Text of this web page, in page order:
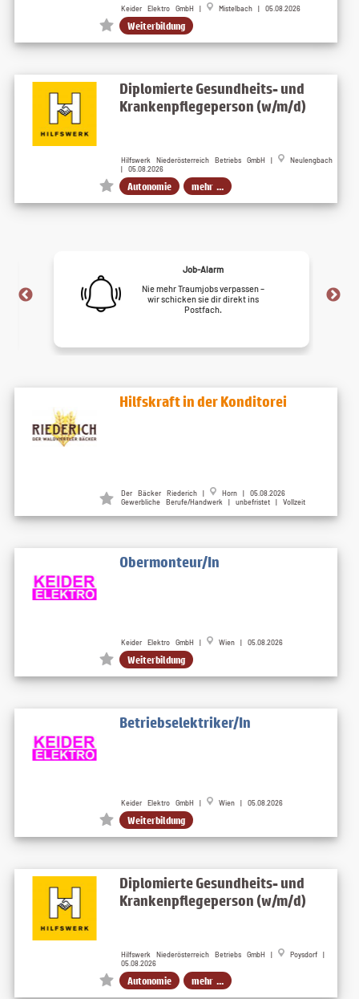
Keider Elektro GmbH | Mistelbach | 05.08.2026
Weiterbildung
Diplomierte Gesundheits- und
Krankenpflegeperson (w/m/d)
Hilfswerk Niederösterreich Betriebs GmbH |
Neulengbach
| 05.08.2026
Autonomie mehr ...
Job-Alarm
Nie mehr Traumjobs verpassen –
wir schicken sie dir direkt ins
Postfach.
Hilfskraft in der Konditorei
Der Bäcker Riederich |
Horn | 05.08.2026
Gewerbliche Berufe/Handwerk | unbefristet | Vollzeit
Obermonteur/In
Keider Elektro GmbH | Wien | 05.08.2026
Weiterbildung
Betriebselektriker/In
Keider Elektro GmbH | Wien | 05.08.2026
Weiterbildung
Diplomierte Gesundheits- und
Krankenpflegeperson (w/m/d)
Hilfswerk Niederösterreich Betriebs GmbH |
Poysdorf |
05.08.2026
Autonomie mehr ...